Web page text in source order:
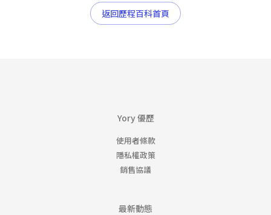
返回歷程百科首頁
Yory 優歷
使用者條款
隱私權政策
銷售協議
最新動態